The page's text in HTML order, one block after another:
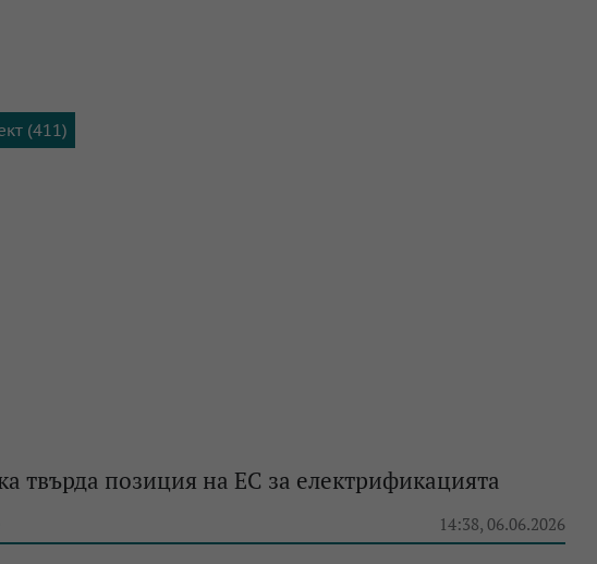
(411)
твърда позиция на ЕС за електрификацията
14:38, 06.06.2026